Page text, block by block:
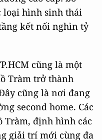
loại hình sinh thái
kết nối nghìn tỷ
cũng là một
Tràm trở thành
cũng là nơi đang
second home. Các
Tràm, định hình các
giải trí mới cùng đa